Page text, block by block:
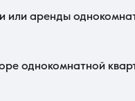
или аренды
однокомнатной